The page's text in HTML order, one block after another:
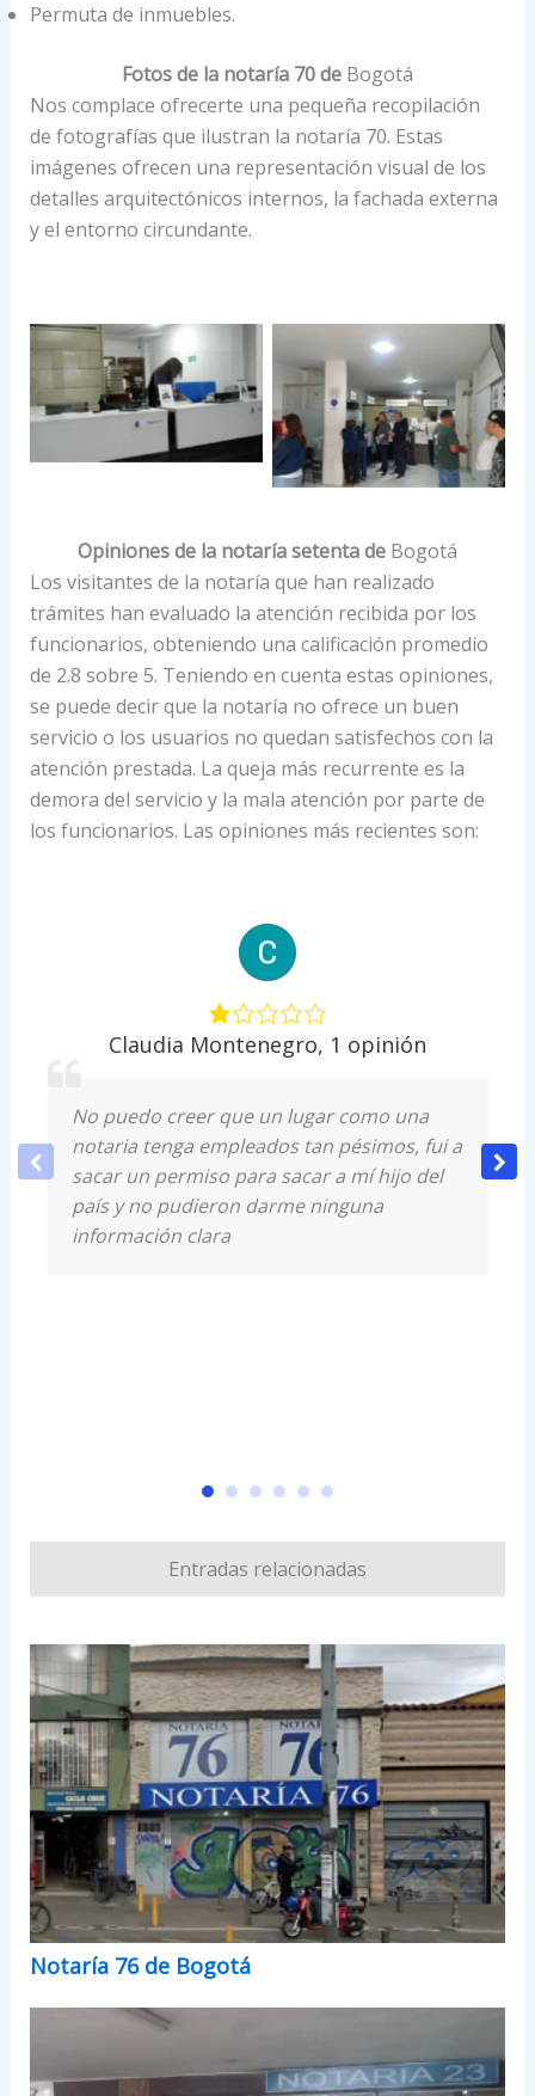
Permuta de inmuebles.
Fotos de la notaría 70 de Bogotá
Nos complace ofrecerte una pequeña recopilación
de fotografías que ilustran la notaría 70. Estas
imágenes ofrecen una representación visual de los
detalles arquitectónicos internos, la fachada externa
y el entorno circundante.
Opiniones de la notaría setenta de Bogotá
Los visitantes de la notaría que han realizado
trámites han evaluado la atención recibida por los
funcionarios, obteniendo una calificación promedio
de 2.8 sobre 5. Teniendo en cuenta estas opiniones,
se puede decir que la notaría no ofrece un buen
servicio o los usuarios no quedan satisfechos con la
atención prestada. La queja más recurrente es la
demora del servicio y la mala atención por parte de
los funcionarios. Las opiniones más recientes son:
Claudia Montenegro, 1 opinión
No puedo creer que un lugar como una
notaria tenga empleados tan pésimos, fui a
sacar un permiso para sacar a mí hijo del
país y no pudieron darme ninguna
información clara
Entradas relacionadas
Notaría 76 de Bogotá